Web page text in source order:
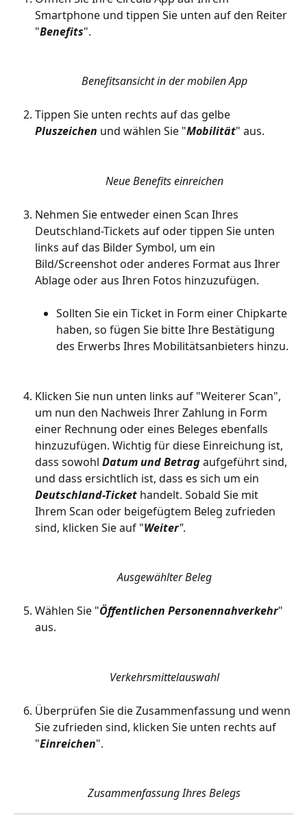
Smartphone und tippen Sie unten auf den Reiter
"Benefits".
Benefitsansicht in der mobilen App
Tippen Sie unten rechts auf das gelbe
Pluszeichen und wählen Sie "Mobilität" aus.
Neue Benefits einreichen
Nehmen Sie entweder einen Scan Ihres
Deutschland-Tickets auf oder tippen Sie unten
links auf das Bilder Symbol, um ein
Bild/Screenshot oder anderes Format aus Ihrer
Ablage oder aus Ihren Fotos hinzuzufügen.
Sollten Sie ein Ticket in Form einer Chipkarte
haben, so fügen Sie bitte Ihre Bestätigung
des Erwerbs Ihres Mobilitätsanbieters hinzu.
Klicken Sie nun unten links auf "Weiterer Scan",
um nun den Nachweis Ihrer Zahlung in Form
einer Rechnung oder eines Beleges ebenfalls
hinzuzufügen. Wichtig für diese Einreichung ist,
dass sowohl Datum und Betrag aufgeführt sind,
und dass ersichtlich ist, dass es sich um ein
Deutschland-Ticket handelt. Sobald Sie mit
Ihrem Scan oder beigefügtem Beleg zufrieden
sind, klicken Sie auf "Weiter".
Ausgewählter Beleg
Wählen Sie "Öffentlichen Personennahverkehr"
aus.
Verkehrsmittelauswahl
Überprüfen Sie die Zusammenfassung und wenn
Sie zufrieden sind, klicken Sie unten rechts auf
"Einreichen".
Zusammenfassung Ihres Belegs